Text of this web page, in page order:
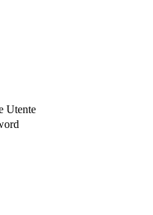
Utente